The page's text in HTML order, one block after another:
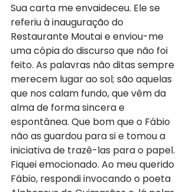
Sua carta me envaideceu. Ele se
referiu à inauguração do
Restaurante Moutai e enviou-me
uma cópia do discurso que não foi
feito. As palavras não ditas sempre
merecem lugar ao sol; são aquelas
que nos calam fundo, que vêm da
alma de forma sincera e
espontânea. Que bom que o Fábio
não as guardou para si e tomou a
iniciativa de trazê-las para o papel.
Fiquei emocionado. Ao meu querido
Fábio, respondi invocando o poeta